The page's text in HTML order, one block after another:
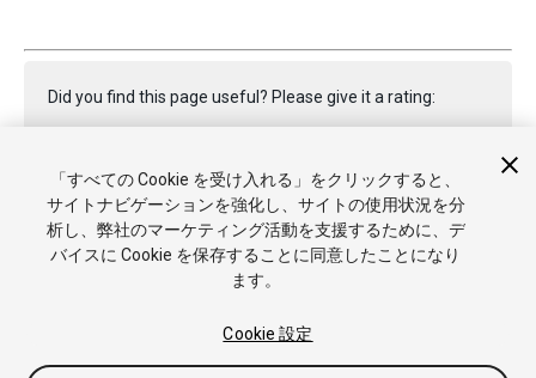
Did you find this page useful? Please give it a rating:
Report a problem on this page
Copyright © 2020 Unity Technologies. Publication 2019.3
「すべての Cookie を受け入れる」をクリックすると、
サイトナビゲーションを強化し、サイトの使用状況を分
析し、弊社のマーケティング活動を支援するために、デ
バイスに Cookie を保存することに同意したことになり
ます。
Cookie 設定